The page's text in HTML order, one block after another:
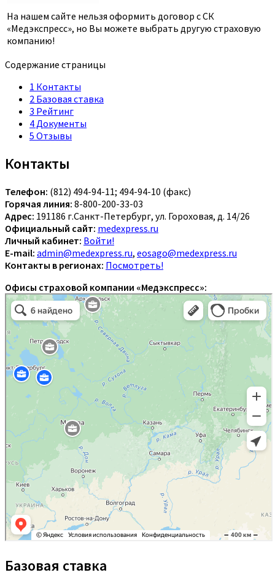
На нашем сайте нельзя оформить договор с СК
«Медэкспресс», но Вы можете выбрать другую страховую
компанию!
Содержание страницы
1 Контакты
2 Базовая ставка
3 Рейтинг
4 Документы
5 Отзывы
Контакты
Телефон: (812) 494-94-11; 494-94-10 (факс)
Горячая линия: 8-800-200-33-03
Адрес: 191186 г.Санкт-Петербург, ул. Гороховая, д. 14/26
Официальный сайт: medexpress.ru
Личный кабинет: Войти!
E-mail: admin@medexpress.ru, eosago@medexpress.ru
Контакты в регионах: Посмотреть!
Офисы страховой компании «Медэкспресс»:
Базовая ставка